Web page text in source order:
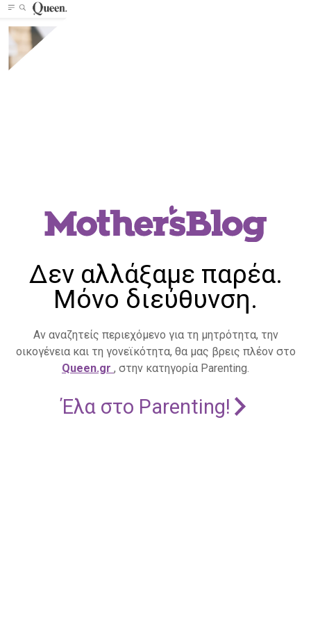
Δεν αλλάξαμε παρέα.
Μόνο διεύθυνση.
Αν αναζητείς περιεχόμενο για τη μητρότητα, την
οικογένεια και τη γονεϊκότητα, θα μας βρεις πλέον στο
Queen.gr , στην κατηγορία Parenting.
Έλα στο Parenting!